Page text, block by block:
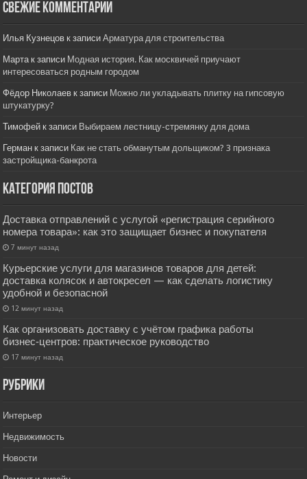
Свежие комментарии
Илья Кузнецов к записиАрматура для строительства
Мартак записи Модная история. Как москвичей приучают
интересоваться родным городом
Фёдор Николаев к записи Можно ли укладывать плитку на гипсовую
штукатурку?
Тимофей к записи Выбираем лестницу-стремянку для дома
Герман к записи Как не стать обманутым дольщиком? 3 признака
застройщика-банкрота
Категория постов
Доставка отправлений с услугой «регистрация серийного
номера товара»: как это защищает бизнес и покупателя
7 минут назад
Курьерские услуги для магазинов товаров для детей:
доставка колясок и автокресел — как сделать логистику
удобной и безопасной
12 минут назад
Как организовать доставку с учётом графика работы
бизнес‑центров: практическое руководство
17 минут назад
РУбрики
Интерьер
Недвижимость
Новости